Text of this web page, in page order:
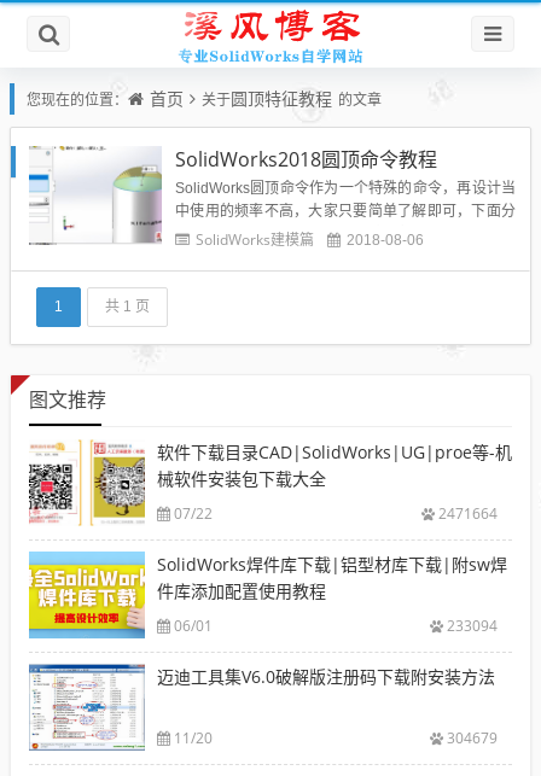
您现在的位置： 首页 关于圆顶特征教程 的文章
SolidWorks2018圆顶命令教程
SolidWorks圆顶命令作为一个特殊的命令，再设计当
中使用的频率不高，大家只要简单了解即可，下面分
享一下SolidWorks2018圆顶的命令操作教程：圆顶是
SolidWorks建模篇 2018-08-06
1 共 1 页
图文推荐
软件下载目录CAD|SolidWorks|UG|proe等-机
械软件安装包下载大全
07/22 2471664
SolidWorks焊件库下载|铝型材库下载|附sw焊
件库添加配置使用教程
06/01 233094
迈迪工具集V6.0破解版注册码下载附安装方法
11/20 304679